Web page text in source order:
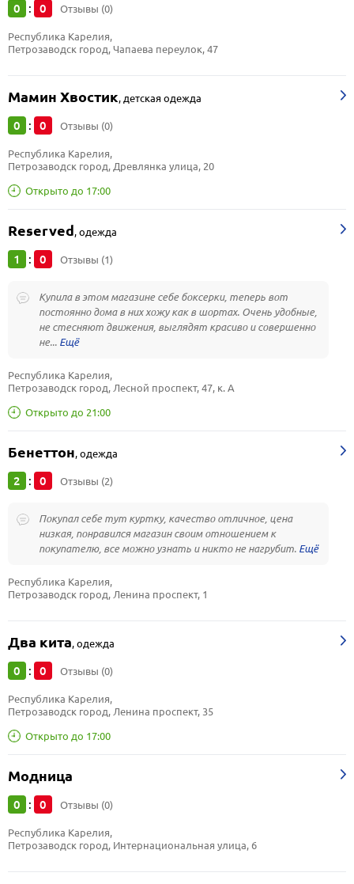
0 : 0 Отзывы (0)
Республика Карелия,
Петрозаводск город, Чапаева переулок, 47
Мамин Хвостик, детская одежда
0 : 0 Отзывы (0)
Открыто до 17:00
Республика Карелия,
Петрозаводск город, Древлянка улица, 20
Reserved,одежда
1 : 0 Отзывы (1)
Купила в этом магазине себе боксерки, теперь вот
постоянно дома в них хожу как в шортах. Очень удобные,
не стесняют движения, выглядят красиво и совершенно
не...
Открыто до 21:00
Республика Карелия,
Петрозаводск город, Лесной проспект, 47, к. А
Бенеттон,одежда
2 : 0 Отзывы (2)
Покупал себе тут куртку, качество отличное, цена
низкая, понравился магазин своим отношением к
покупателю, все можно узнать и никто не нагрубит.
Республика Карелия,
Петрозаводск город, Ленина проспект, 1
Два кита,одежда
0 : 0 Отзывы (0)
Открыто до 17:00
Республика Карелия,
Петрозаводск город, Ленина проспект, 35
Модница
0 : 0 Отзывы (0)
Республика Карелия,
Петрозаводск город, Интернациональная улица, 6